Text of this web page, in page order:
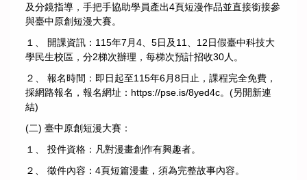
及分鏡指導，手把手協助學員產出4頁短漫作品並直接銜接參
與臺中原創短漫大賽。
１、 開課資訊：115年7月4、5日及11、12日假臺中科技大
學民生校區，分2梯次辦理，每梯次預計招收30人。
２、 報名時間：即日起至115年6月8日止，課程完全免費，
採網路報名，報名網址： https://pse.is/8yed4c。(另開新連
結)
(二) 臺中原創短漫大賽：
１、 投件資格：凡對漫畫創作有興趣者。
２、 徵件內容：4頁短篇漫畫，須為完整故事內容。